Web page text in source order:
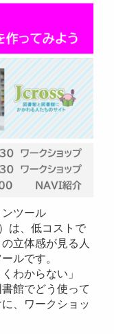
ツール
は、低コストで
立体感が見る人
ルです。
わからない」
館でどう使って
、ワークショッ